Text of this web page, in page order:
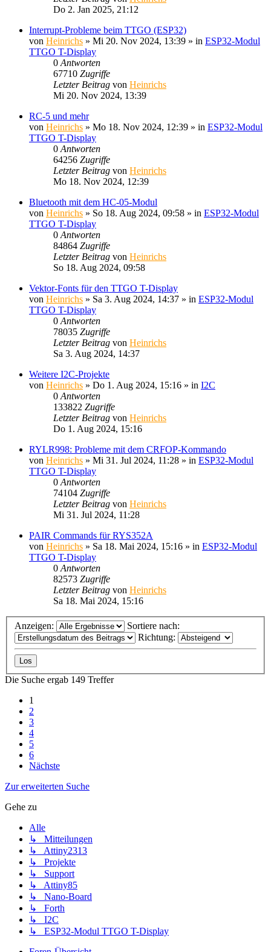
Do 2. Jan 2025, 21:12
Interrupt-Probleme beim TTGO (ESP32)
von Heinrichs » Mi 20. Nov 2024, 13:39 » in ESP32-Modul
TTGO T-Display
0 Antworten
67710 Zugriffe
Letzter Beitrag von Heinrichs
Mi 20. Nov 2024, 13:39
RC-5 und mehr
von Heinrichs » Mo 18. Nov 2024, 12:39 » in ESP32-Modul
TTGO T-Display
0 Antworten
64256 Zugriffe
Letzter Beitrag von Heinrichs
Mo 18. Nov 2024, 12:39
Bluetooth mit dem HC-05-Modul
von Heinrichs » So 18. Aug 2024, 09:58 » in ESP32-Modul
TTGO T-Display
0 Antworten
84864 Zugriffe
Letzter Beitrag von Heinrichs
So 18. Aug 2024, 09:58
Vektor-Fonts für den TTGO T-Display
von Heinrichs » Sa 3. Aug 2024, 14:37 » in ESP32-Modul
TTGO T-Display
0 Antworten
78035 Zugriffe
Letzter Beitrag von Heinrichs
Sa 3. Aug 2024, 14:37
Weitere I2C-Projekte
von Heinrichs » Do 1. Aug 2024, 15:16 » in I2C
0 Antworten
133822 Zugriffe
Letzter Beitrag von Heinrichs
Do 1. Aug 2024, 15:16
RYLR998: Probleme mit dem CRFOP-Kommando
von Heinrichs » Mi 31. Jul 2024, 11:28 » in ESP32-Modul
TTGO T-Display
0 Antworten
74104 Zugriffe
Letzter Beitrag von Heinrichs
Mi 31. Jul 2024, 11:28
PAIR Commands für RYS352A
von Heinrichs » Sa 18. Mai 2024, 15:16 » in ESP32-Modul
TTGO T-Display
0 Antworten
82573 Zugriffe
Letzter Beitrag von Heinrichs
Sa 18. Mai 2024, 15:16
Anzeigen:
Sortiere nach:
Richtung:
Die Suche ergab 149 Treffer
1
2
3
4
5
6
Nächste
Zur erweiterten Suche
Gehe zu
Alle
↳ Mitteilungen
↳ Attiny2313
↳ Projekte
↳ Support
↳ Attiny85
↳ Nano-Board
↳ Forth
↳ I2C
↳ ESP32-Modul TTGO T-Display